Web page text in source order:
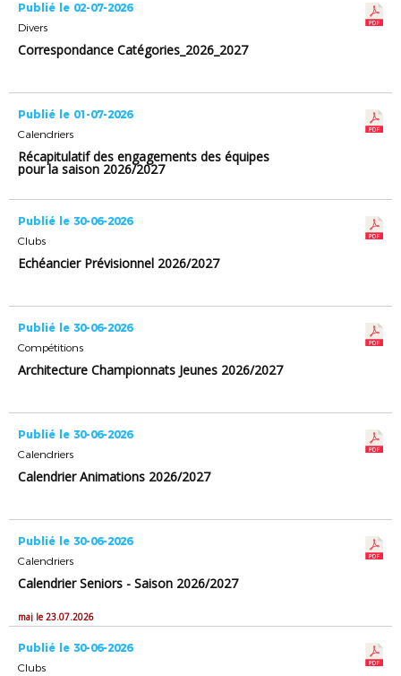
Publié le 02-07-2026
Divers
Correspondance Catégories_2026_2027
Publié le 01-07-2026
Calendriers
Récapitulatif des engagements des équipes
pour la saison 2026/2027
Publié le 30-06-2026
Clubs
Echéancier Prévisionnel 2026/2027
Publié le 30-06-2026
Compétitions
Architecture Championnats Jeunes 2026/2027
Publié le 30-06-2026
Calendriers
Calendrier Animations 2026/2027
Publié le 30-06-2026
Calendriers
Calendrier Seniors - Saison 2026/2027
maj le 23.07.2026
Publié le 30-06-2026
Clubs